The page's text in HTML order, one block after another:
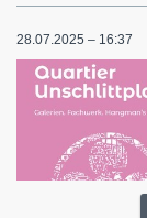
28.07.2025 – 16:37